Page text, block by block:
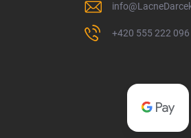
info@
+420 555 222 096